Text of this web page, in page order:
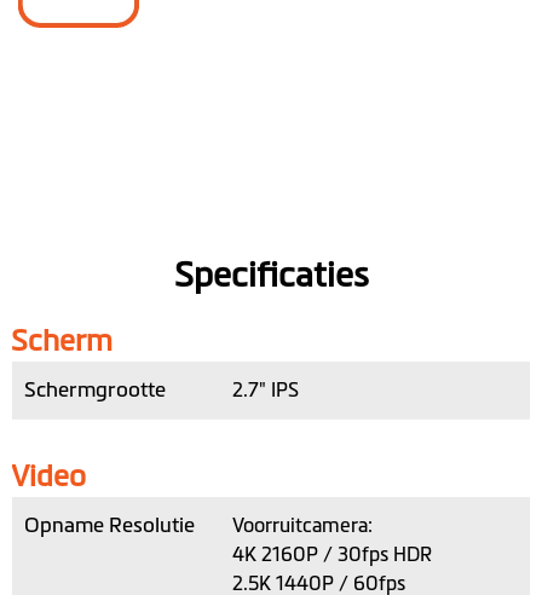
Specificaties
Scherm
Schermgrootte 2.7" IPS
Video
Opname Resolutie
Voorruitcamera:
4K 2160P / 30fps HDR
2.5K 1440P / 60fps